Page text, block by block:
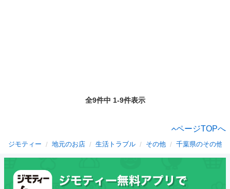
全9件中 1-9件表示
ページTOPへ
ジモティー 地元のお店 生活トラブル その他 千葉県のその他